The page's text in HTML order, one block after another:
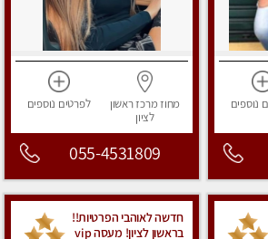
נוספים מחוז מרכזראשון
לציון
לפרטים נוספים
055-4531809
חדשה לאוהבי הפרטיות!!
בראשון לציון! מעסה vip